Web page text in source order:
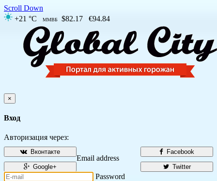
Scroll Down
+21 °C
ММВБ $82.17 €94.84
×
Вход
Авторизация через:
Facebook
Вконтакте
Twitter
Google+
Email address
Password